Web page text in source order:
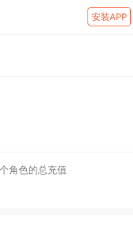
安装APP
角色的总充值